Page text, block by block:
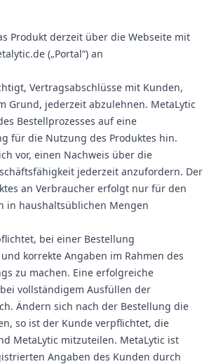
Produkt derzeit über die Webseite mit
(„Portal“) an
Vertragsabschlüsse mit Kunden,
Grund, jederzeit abzulehnen. MetaLytic
Bestellprozesses auf eine
für die Nutzung des Produktes hin.
vor, einen Nachweis über die
jederzeit anzufordern. Der
an Verbraucher erfolgt nur für den
in haushaltsüblichen Mengen
bei einer Bestellung
korrekte Angaben im Rahmen des
zu machen. Eine erfolgreiche
vollständigem Ausfüllen der
Ändern sich nach der Bestellung die
so ist der Kunde verpflichtet, die
MetaLytic mitzuteilen. MetaLytic ist
Angaben des Kunden durch